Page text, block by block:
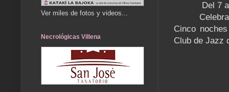
Del 7
Cinco
Club de Jazz
Ver miles de fotos y videos...
Necrológicas Villena